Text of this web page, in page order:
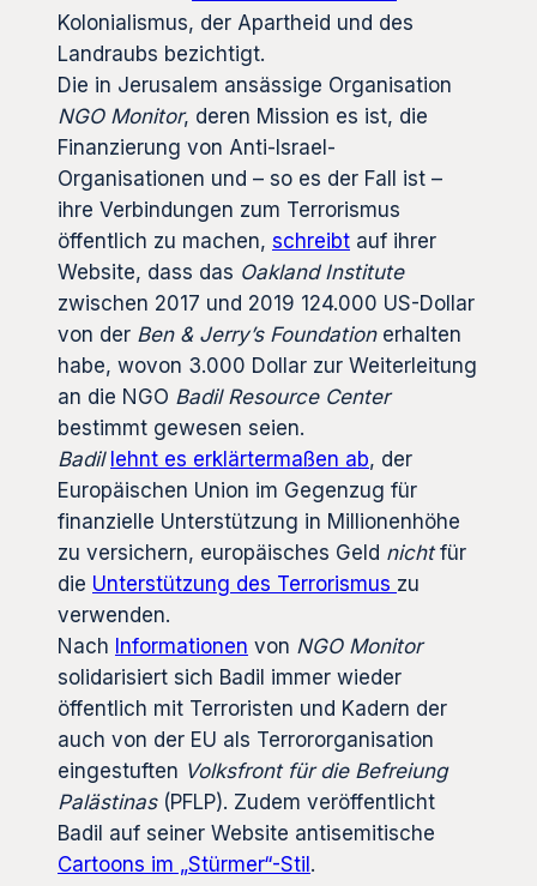
Kolonialismus, der Apartheid und des
Landraubs bezichtigt.
Die in Jerusalem ansässige Organisation
NGO Monitor, deren Mission es ist, die
Finanzierung von Anti-Israel-
Organisationen und – so es der Fall ist –
ihre Verbindungen zum Terrorismus
öffentlich zu machen, schreibt auf ihrer
Website, dass das Oakland Institute
zwischen 2017 und 2019 124.000 US-Dollar
von der Ben & Jerry’s Foundationerhalten
habe, wovon 3.000 Dollar zur Weiterleitung
an die NGO Badil Resource Center
bestimmt gewesen seien.
Badil lehnt es erklärtermaßen ab, der
Europäischen Union im Gegenzug für
finanzielle Unterstützung in Millionenhöhe
zu versichern, europäisches Geld nichtfür
die Unterstützung des Terrorismus zu
verwenden.
Nach Informationen von NGO Monitor
solidarisiert sich Badil immer wieder
öffentlich mit Terroristen und Kadern der
auch von der EU als Terrororganisation
eingestuften Volksfront für die Befreiung
Palästinas(PFLP). Zudem veröffentlicht
Badil auf seiner Website antisemitische
Cartoons im „Stürmer“-Stil.